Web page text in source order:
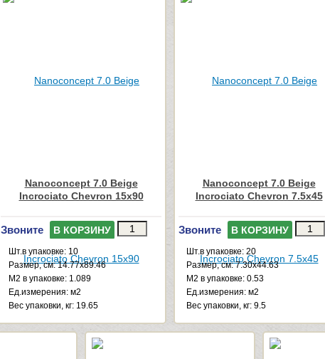
Nanoconcept 7.0 Beige
Incrociato Chevron 15x90
Звоните В КОРЗИНУ
Шт.в упаковке: 10
Размер, см: 14.77x89.46
М2 в упаковке: 1.089
Ед.измерения: м2
Веc упаковки, кг: 19.65
Nanoconcept 7.0 Beige
Incrociato Chevron 7.5x45
Звоните В КОРЗИНУ
Шт.в упаковке: 20
Размер, см: 7.30x44.63
М2 в упаковке: 0.53
Ед.измерения: м2
Веc упаковки, кг: 9.5